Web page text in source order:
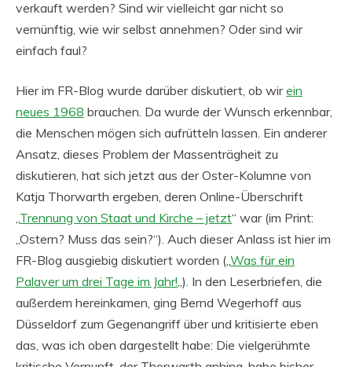
verkauft werden? Sind wir vielleicht gar nicht so
vernünftig, wie wir selbst annehmen? Oder sind wir
einfach faul?
Hier im FR-Blog wurde darüber diskutiert, ob wirein
neues 1968 brauchen. Da wurde der Wunsch erkennbar,
die Menschen mögen sich aufrütteln lassen. Ein anderer
Ansatz, dieses Problem der Massenträgheit zu
diskutieren, hat sich jetzt aus der Oster-Kolumne von
Katja Thorwarth ergeben, deren Online-Überschrift
„Trennung von Staat und Kirche – jetzt“ war (im Print:
„Ostern? Muss das sein?“). Auch dieser Anlass ist hier im
FR-Blog ausgiebig diskutiert worden („Was für ein
Palaver um drei Tage im Jahr!„). In den Leserbriefen, die
außerdem hereinkamen, ging Bernd Wegerhoff aus
Düsseldorf zum Gegenangriff über und kritisierte eben
das, was ich oben dargestellt habe: Die vielgerühmte